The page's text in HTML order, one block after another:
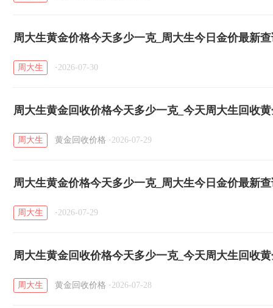
周大生黄金价格今天多少一克_周大生今日金价最新
周大生 · 2026-07-30
周大生黄金回收价格今天多少一克_今天周大生回收
日）
周大生 黄金回收价格 · 2026-07-29
周大生黄金价格今天多少一克_周大生今日金价最新
周大生 · 2026-07-29
周大生黄金回收价格今天多少一克_今天周大生回收
日）
周大生 黄金回收价格 · 2026-07-28